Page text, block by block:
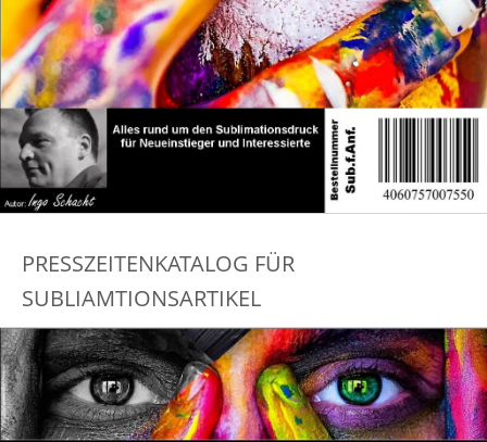
PRESSZEITENKATALOG FÜR
SUBLIAMTIONSARTIKEL